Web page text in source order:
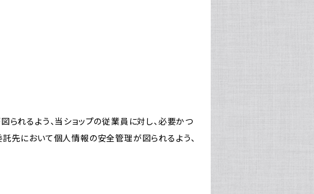
られるよう、当ショップの従業員に対し、必要かつ
先において個人情報の安全管理が図られるよう、